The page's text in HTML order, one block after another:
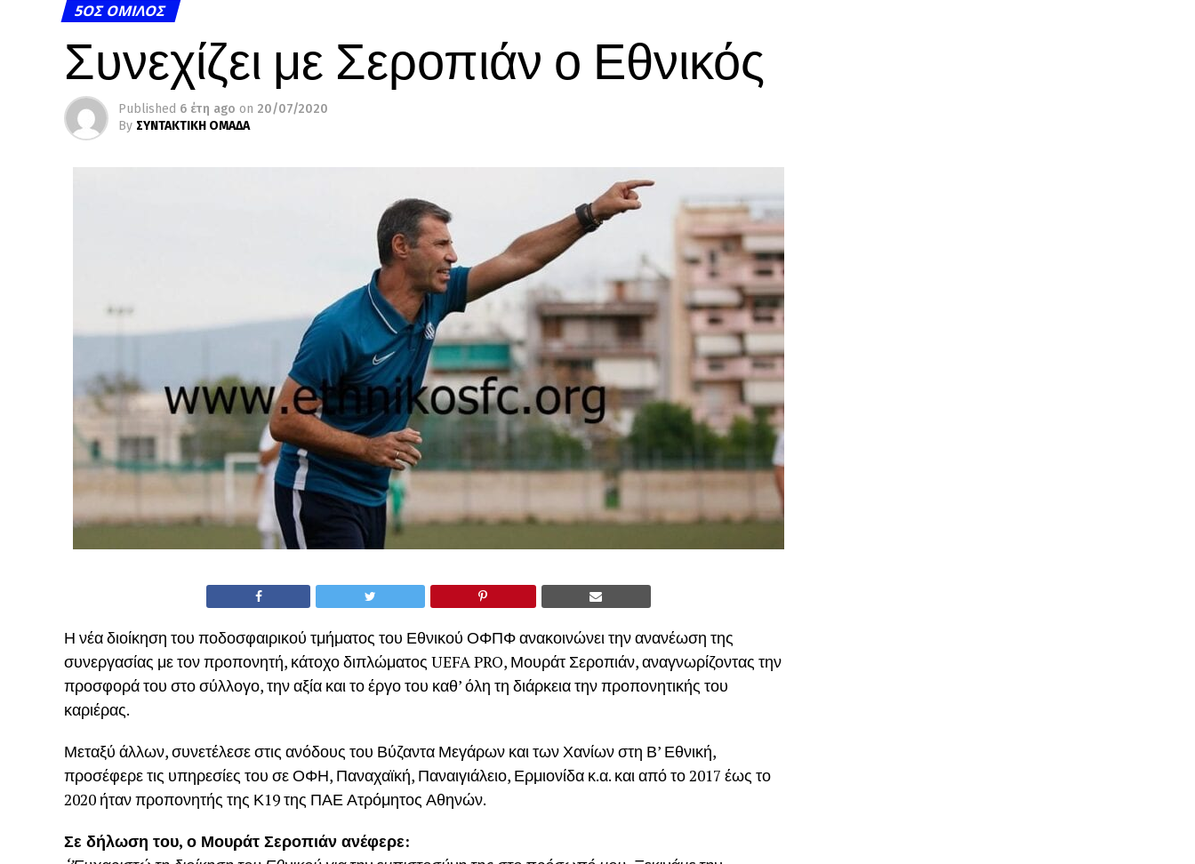
5ΟΣ ΌΜΙΛΟΣ
Συνεχίζει με Σεροπιάν ο Εθνικός
Published 6 έτη ago on 20/07/2020
By ΣΥΝΤΑΚΤΙΚΗ ΟΜΑΔΑ
Η νέα διοίκηση του ποδοσφαιρικού τμήματος του Εθνικού ΟΦΠΦ ανακοινώνει την ανανέωση της
συνεργασίας με τον προπονητή, κάτοχο διπλώματος UEFA PRO, Μουράτ Σεροπιάν, αναγνωρίζοντας την
προσφορά του στο σύλλογο, την αξία και το έργο του καθ’ όλη τη διάρκεια την προπονητικής του
καριέρας.
Μεταξύ άλλων, συνετέλεσε στις ανόδους του Βύζαντα Μεγάρων και των Χανίων στη Β’ Εθνική,
προσέφερε τις υπηρεσίες του σε ΟΦΗ, Παναχαϊκή, Παναιγιάλειο, Ερμιονίδα κ.α. και από το 2017 έως το
2020 ήταν προπονητής της Κ19 της ΠΑΕ Ατρόμητος Αθηνών.
Σε δήλωση του, ο Μουράτ Σεροπιάν ανέφερε: